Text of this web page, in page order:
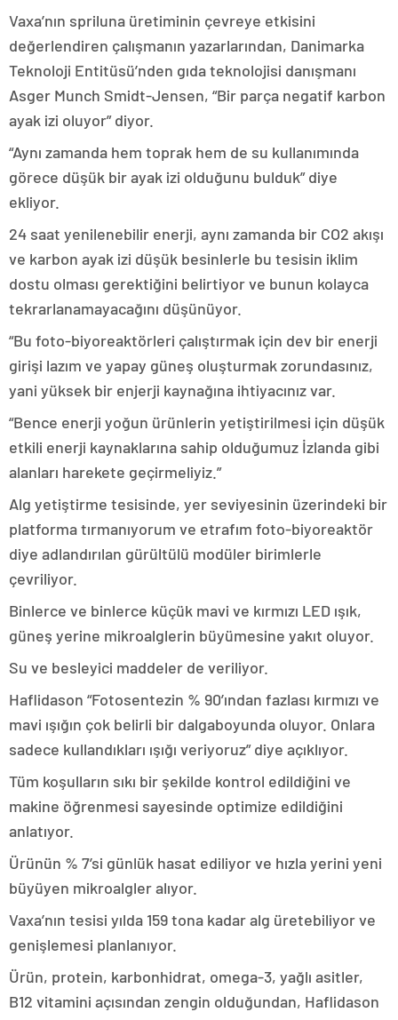
Vaxa’nın spriluna üretiminin çevreye etkisini
değerlendiren çalışmanın yazarlarından, Danimarka
Teknoloji Entitüsü’nden gıda teknolojisi danışmanı
Asger Munch Smidt-Jensen, “Bir parça negatif karbon
ayak izi oluyor” diyor.
“Aynı zamanda hem toprak hem de su kullanımında
görece düşük bir ayak izi olduğunu bulduk” diye
ekliyor.
24 saat yenilenebilir enerji, aynı zamanda bir CO2 akışı
ve karbon ayak izi düşük besinlerle bu tesisin iklim
dostu olması gerektiğini belirtiyor ve bunun kolayca
tekrarlanamayacağını düşünüyor.
“Bu foto-biyoreaktörleri çalıştırmak için dev bir enerji
girişi lazım ve yapay güneş oluşturmak zorundasınız,
yani yüksek bir enjerji kaynağına ihtiyacınız var.
“Bence enerji yoğun ürünlerin yetiştirilmesi için düşük
etkili enerji kaynaklarına sahip olduğumuz İzlanda gibi
alanları harekete geçirmeliyiz.”
Alg yetiştirme tesisinde, yer seviyesinin üzerindeki bir
platforma tırmanıyorum ve etrafım foto-biyoreaktör
diye adlandırılan gürültülü modüler birimlerle
çevriliyor.
Binlerce ve binlerce küçük mavi ve kırmızı LED ışık,
güneş yerine mikroalglerin büyümesine yakıt oluyor.
Su ve besleyici maddeler de veriliyor.
Haflidason “Fotosentezin % 90’ından fazlası kırmızı ve
mavi ışığın çok belirli bir dalgaboyunda oluyor. Onlara
sadece kullandıkları ışığı veriyoruz” diye açıklıyor.
Tüm koşulların sıkı bir şekilde kontrol edildiğini ve
makine öğrenmesi sayesinde optimize edildiğini
anlatıyor.
Ürünün % 7’si günlük hasat ediliyor ve hızla yerini yeni
büyüyen mikroalgler alıyor.
Vaxa’nın tesisi yılda 159 tona kadar alg üretebiliyor ve
genişlemesi planlanıyor.
Ürün, protein, karbonhidrat, omega-3, yağlı asitler,
B12 vitamini açısından zengin olduğundan, Haflidason